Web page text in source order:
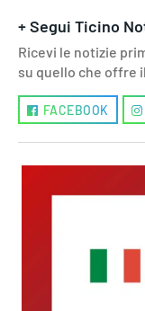
+ Segui Ticino
Ricevi le notizie
su quello che offre
FACEBOOK